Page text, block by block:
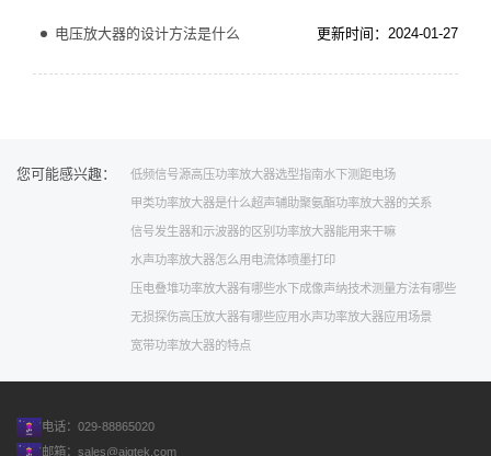
电压放大器的设计方法是什么 更新时间：2024-01-27
您可能感兴趣： 低频信号源高压功率放大器选型指南水下测距电场
甲类功率放大器是什么超声辅助聚氨酯功率放大器的关系
信号发生器和示波器的区别 功率放大器能用来干嘛
水声功率放大器怎么用 电流体喷墨打印
压电叠堆功率放大器有哪些水下成像声纳技术测量方法有哪些
无损探伤高压放大器有哪些应用 水声功率放大器应用场景
宽带功率放大器的特点
电话：029-88865020
邮箱： sales@aigtek.com